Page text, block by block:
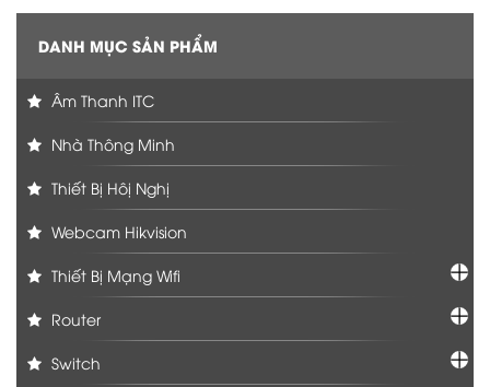
DANH MỤC SẢN PHẨM
Âm Thanh ITC
Nhà Thông Minh
Thiết Bị Hôị Nghị
Webcam Hikvision
Thiết Bị Mạng Wifi
Router
Switch